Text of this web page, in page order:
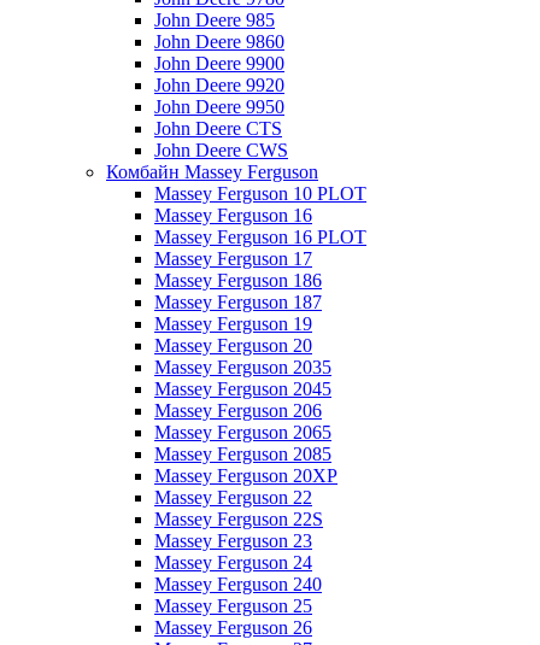
John Deere 985
John Deere 9860
John Deere 9900
John Deere 9920
John Deere 9950
John Deere CTS
John Deere CWS
Комбайн Massey Ferguson
Massey Ferguson 10 PLOT
Massey Ferguson 16
Massey Ferguson 16 PLOT
Massey Ferguson 17
Massey Ferguson 186
Massey Ferguson 187
Massey Ferguson 19
Massey Ferguson 20
Massey Ferguson 2035
Massey Ferguson 2045
Massey Ferguson 206
Massey Ferguson 2065
Massey Ferguson 2085
Massey Ferguson 20XP
Massey Ferguson 22
Massey Ferguson 22S
Massey Ferguson 23
Massey Ferguson 24
Massey Ferguson 240
Massey Ferguson 25
Massey Ferguson 26